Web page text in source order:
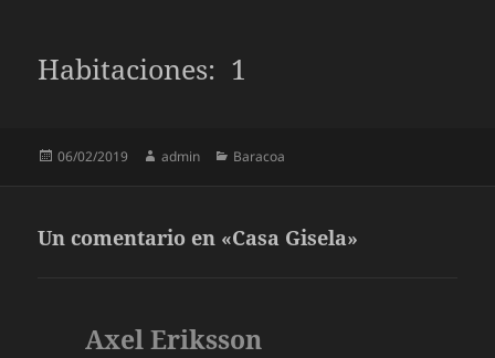
Habitaciones: 1
Publicado
06/02/2019 Autor
admin Categorías
Baracoa
Un comentario en «Casa Gisela»
Axel Erikssondice: